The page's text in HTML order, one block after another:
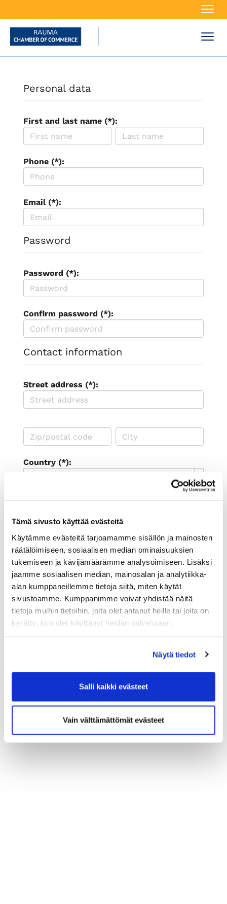
Tämä sivusto käyttää evästeitä
Käytämme evästeitä tarjoamamme sisällön ja mainosten
räätälöimiseen, sosiaalisen median ominaisuuksien
tukemiseen ja kävijämäärämme analysoimiseen. Lisäksi
jaamme sosiaalisen median, mainosalan ja analytiikka-
alan kumppaneillemme tietoja siitä, miten käytät
sivustoamme. Kumppanimme voivat yhdistää näitä
tietoja muihin tietoihin, joita olet antanut heille tai joita on
kerätty, kun olet käyttänyt heidän palvelujaan.
Näytä tiedot
Salli kaikki evästeet
Vain välttämättömät evästeet
Personal data
First and last name (*):
Phone (*):
Email (*):
Password
Password (*):
Confirm password (*):
Contact information
Street address (*):
Country (*):
I'd like to receive the Rauman
kauppakamari newsletter
I accept the terms of use (*)
(*) Information is mandatory